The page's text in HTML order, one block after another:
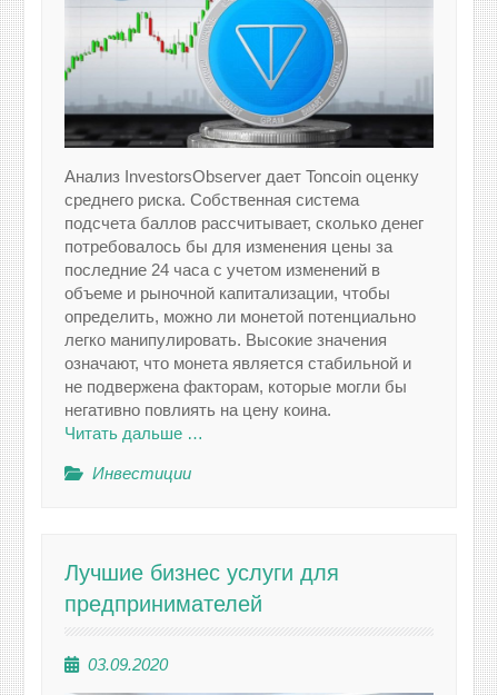
Анализ InvestorsObserver дает Toncoin оценку
среднего риска. Собственная система
подсчета баллов рассчитывает, сколько денег
потребовалось бы для изменения цены за
последние 24 часа с учетом изменений в
объеме и рыночной капитализации, чтобы
определить, можно ли монетой потенциально
легко манипулировать. Высокие значения
означают, что монета является стабильной и
не подвержена факторам, которые могли бы
негативно повлиять на цену коина.
Читать дальше …
Инвестиции
Лучшие бизнес услуги для
предпринимателей
03.09.2020